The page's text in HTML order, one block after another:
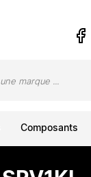
Composants